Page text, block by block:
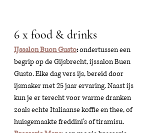
6 x food & drinks
IJssalon Buon Gusto: ondertussen een
begrip op de Gijsbrecht, ijssalon Buen
Gusto. Elke dag vers ijs, bereid door
ijsmaker met 25 jaar ervaring. Naast ijs
kun je er terecht voor warme dranken
zoals echte Italiaanse koffie en thee, of
huisgemaakte freddini’s of tiramisu.